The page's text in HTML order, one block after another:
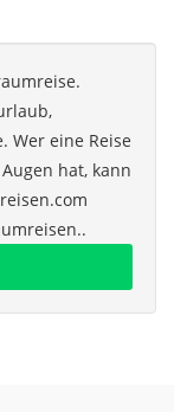
Wer eine Reise
hat, kann